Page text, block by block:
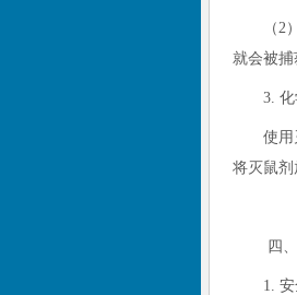
（2
就会被捕
3.
使
将灭鼠剂
四
1.